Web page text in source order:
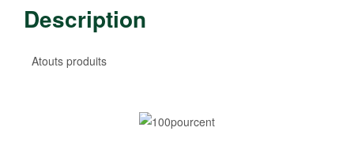
Description
Atouts produits